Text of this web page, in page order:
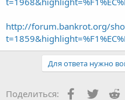
http://forum.bankrot.org/
Для ответа нужно
Поделиться: Facebook
Twitter